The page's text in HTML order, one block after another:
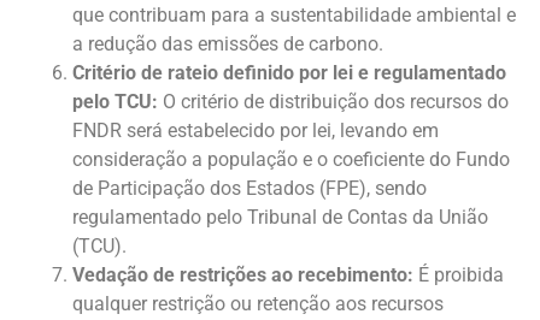
que contribuam para a sustentabilidade ambiental e
a redução das emissões de carbono.
Critério de rateio definido por lei e regulamentado
pelo TCU: O critério de distribuição dos recursos do
FNDR será estabelecido por lei, levando em
consideração a população e o coeficiente do Fundo
de Participação dos Estados (FPE), sendo
regulamentado pelo Tribunal de Contas da União
(TCU).
Vedação de restrições ao recebimento: É proibida
qualquer restrição ou retenção aos recursos